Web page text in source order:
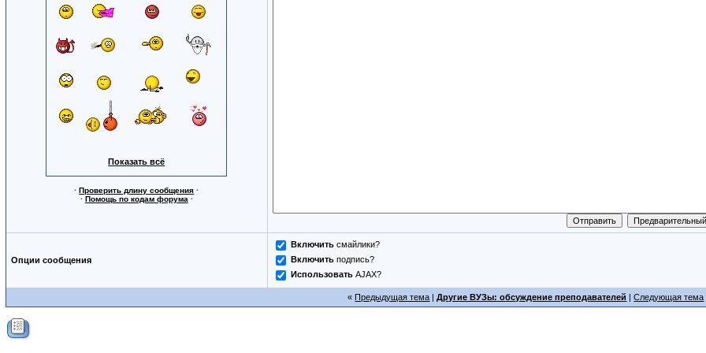
Показать всё
·Проверить длину сообщения ·
· Помощь по кодам форума ·
Опции сообщения
Включитьсмайлики?
Включитьподпись?
ИспользоватьAJAX?
«Предыдущая тема |Другие ВУЗы: обсуждение преподавателей |Следующая тема